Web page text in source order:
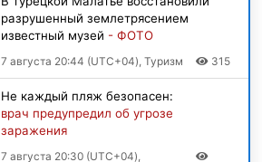
разрушенный землетрясением
известный музей - ФОТО
7 августа 20:44 (UTC+04), Туризм 315
Не каждый пляж безопасен:
врач предупредил об угрозе
заражения
7 августа 20:30 (UTC+04),